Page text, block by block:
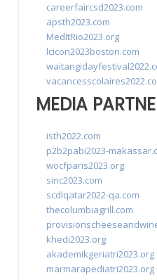
careerfaircsd2023.com
apsth2023.com
MedItRio2023.org
lcicon2023boston.com
MEDIA
isth2022.com
p2b2pabi2023-
wocfparis2023.org
sinc2023.com
scdlqatar2022-qa.com
thecolumbiagrill.com
khedi2023.org
akademikgeriatri2023.org
marmarapediatri2023.org